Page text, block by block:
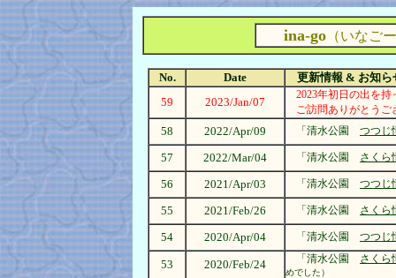
ina-go （いなご
No. Date
更新情報 & お知ら
59
2023/Jan/07
2023年初日の出を持
ご訪問ありがとう
58 2022/Apr/09 「清水公園 つつじ
57 2022/Mar/04 「清水公園 さくら
56 2021/Apr/03 「清水公園 つつじ
55 2021/Feb/26 「清水公園 さくら
54 2020/Apr/04 「清水公園 つつじ
53 2020/Feb/24 「清水公園 さくら
めでした）